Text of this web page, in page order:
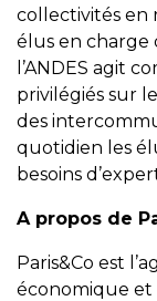
collectivités en
élus en charge
l’ANDES agit
privilégiés sur
des
quotidien les
besoins
A propos de
Paris&Co est
économique et